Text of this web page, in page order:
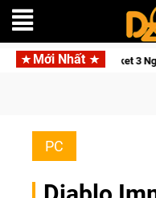
Mới Nhất
Pocket 3 Ngay Hôm Nay
PC